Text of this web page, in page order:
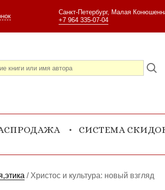
Санкт-Петербург, Малая
+7 964 335-07-04
СИСТЕМА
/ Христос и культура: новый взгляд